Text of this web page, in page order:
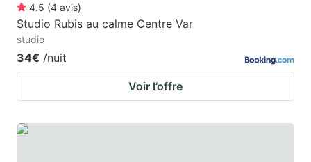
4.5 (4 avis)
Studio Rubis au calme Centre Var
studio
34€ /nuit
Voir l’offre